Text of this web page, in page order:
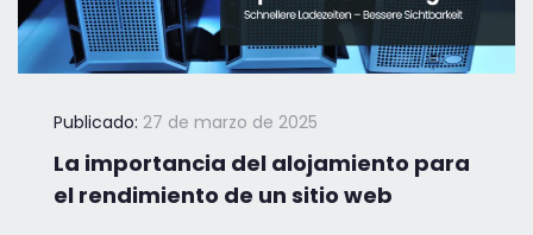
Publicado: 27 de marzo de 2025
La importancia del alojamiento para
el rendimiento de un sitio web